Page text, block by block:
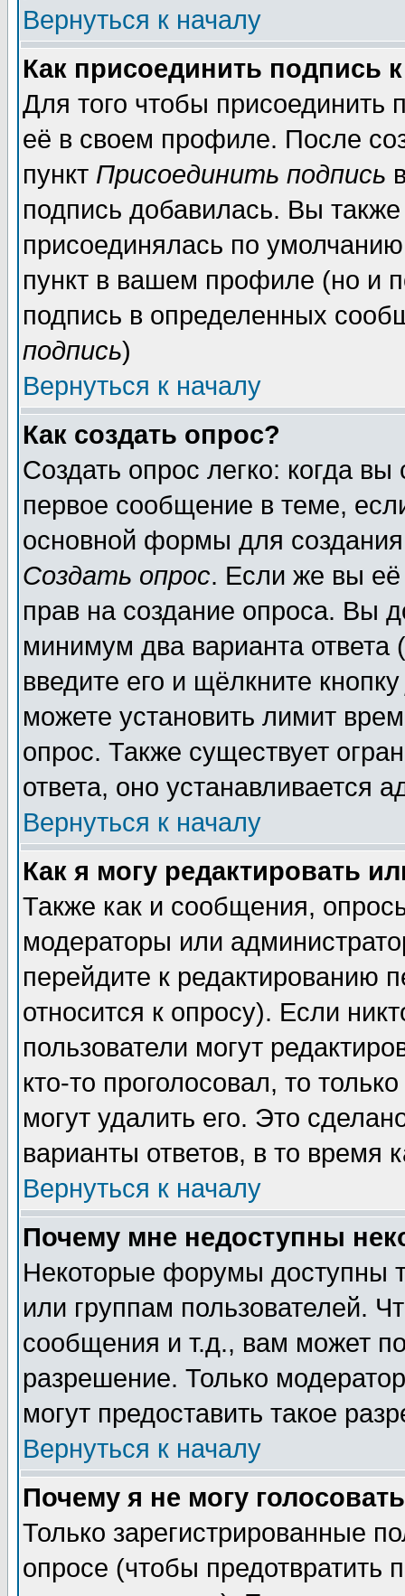
Вернуться к началу
Как присоединить подпись
Для того чтобы присоединить
её в своем профиле. После
пункт Присоединить подпись
подпись добавилась. Вы
присоединялась по
пункт в вашем профиле (но и
подпись в определенных
подпись)
Вернуться к началу
Как создать опрос?
Создать опрос легко: когда
первое сообщение в теме,
основной формы для
Создать опрос. Если же вы её
прав на создание опроса. Вы
минимум два варианта ответа
введите его и щёлкните
можете установить лимит
опрос. Также существует
ответа, оно устанавливается
Вернуться к началу
Как я могу редактировать
Также как и сообщения,
модераторы или
перейдите к редактированию
относится к опросу). Если
пользователи могут
кто-то проголосовал, то
могут удалить его. Это
варианты ответов, в то время
Вернуться к началу
Почему мне недоступны
Некоторые форумы доступны
или группам пользователей.
сообщения и т.д., вам может
разрешение. Только
могут предоставить такое
Вернуться к началу
Почему я не могу
Только зарегистрированные
опросе (чтобы предотвратить